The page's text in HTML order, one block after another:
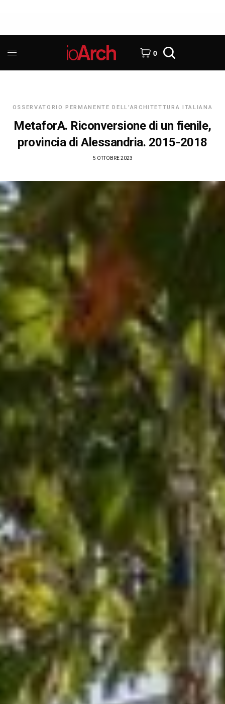
0
OSSERVATORIO PERMANENTE DELL'ARCHITETTURA ITALIANA
MetaforA. Riconversione di un fienile,
provincia di Alessandria. 2015-2018
5 OTTOBRE 2023